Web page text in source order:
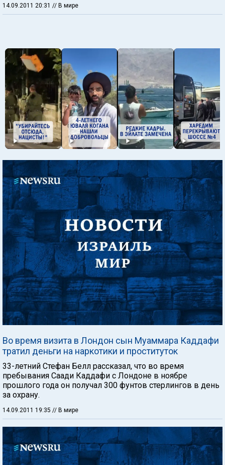
14.09.2011 20:31 // В мире
Во время визита в Лондон сын Муаммара Каддафи
тратил деньги на наркотики и проституток
33-летний Стефан Белл рассказал, что во время
пребывания Саади Каддафи с Лондоне в ноябре
прошлого года он получал 300 фунтов стерлингов в день
за охрану.
14.09.2011 19:35 // В мире